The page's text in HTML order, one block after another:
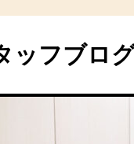
ッフブロ